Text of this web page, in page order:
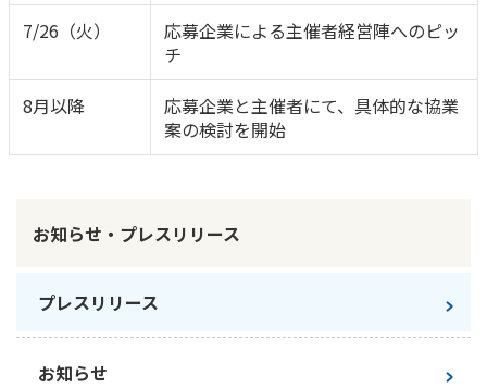
7/26（火）
応募企業による主催者経営陣へのピッ
チ
8月以降
応募企業と主催者にて、具体的な協業
案の検討を開始
お知らせ・プレスリリース
プレスリリース
お知らせ